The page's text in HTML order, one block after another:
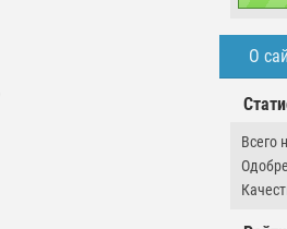
О
Всего